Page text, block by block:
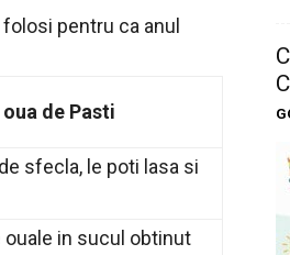
pentru ca anul
de Pasti
sfecla, le poti lasa si
ouale in sucul obtinut